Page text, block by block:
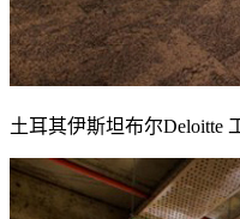
土耳其伊斯坦布尔Deloitte